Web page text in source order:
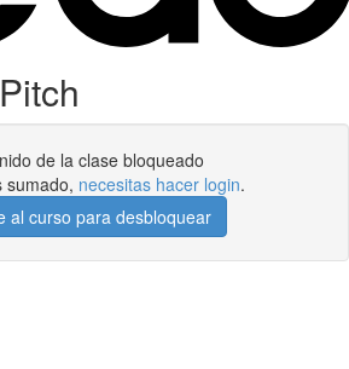
de la clase bloqueado
sumado, necesitas hacer login.
al curso para desbloquear